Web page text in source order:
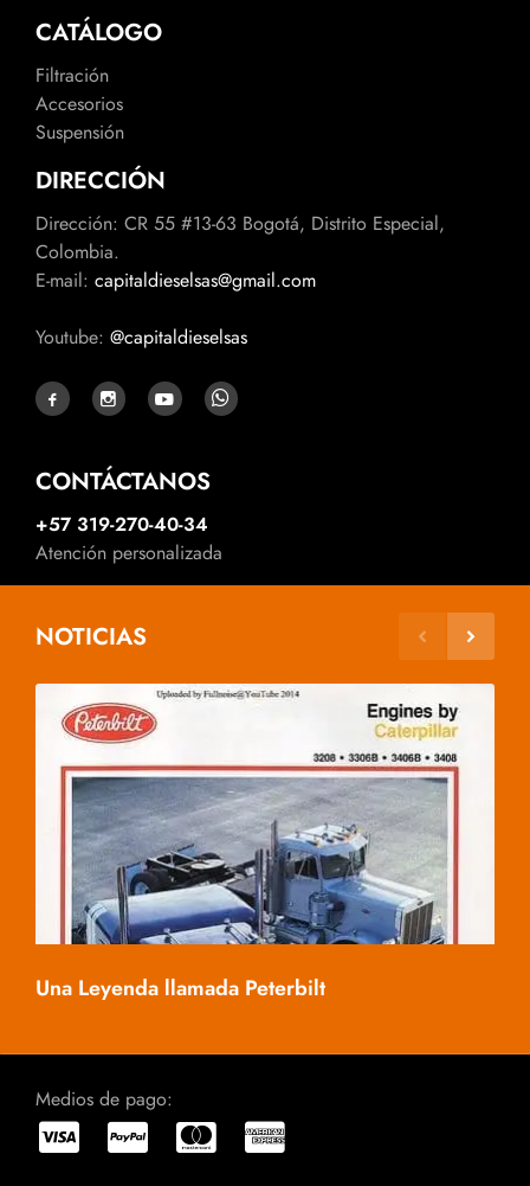
CATÁLOGO
Filtración
Accesorios
Suspensión
DIRECCIÓN
Dirección: CR 55 #13-63 Bogotá, Distrito Especial,
Colombia.
E-mail: capitaldieselsas@gmail.com
Youtube: @capitaldieselsas
CONTÁCTANOS
+57 319-270-40-34
Atención personalizada
NOTICIAS
Una Leyenda llamada Peterbilt
Medios de pago: